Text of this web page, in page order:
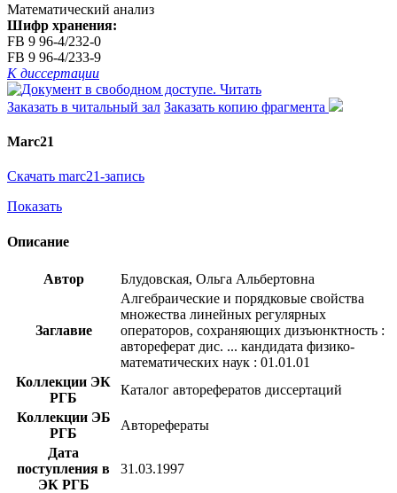
Математический анализ
Шифр хранения:
FB 9 96-4/232-0
FB 9 96-4/233-9
К диссертации
Читать
Заказать в читальный зал Заказать копию фрагмента
Marc21
Скачать marc21-запись
Показать
Описание
Автор Блудовская, Ольга Альбертовна
Заглавие
Алгебраические и порядковые свойства
множества линейных регулярных
операторов, сохраняющих дизъюнктность :
автореферат дис. ... кандидата физико-
математических наук : 01.01.01
Коллекции ЭК
РГБ
Каталог авторефератов диссертаций
Коллекции ЭБ
РГБ
Авторефераты
Дата
поступления в
ЭК РГБ
31.03.1997